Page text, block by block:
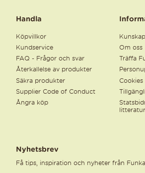
Handla
Köpvillkor
Kundservice
FAQ - Frågor och svar
Återkallelse av produkter
Säkra produkter
Supplier Code of Conduct
Ångra köp
Om oss
Träffa
Cookies
Nyhetsbrev
Få tips, inspiration och nyheter från Funka